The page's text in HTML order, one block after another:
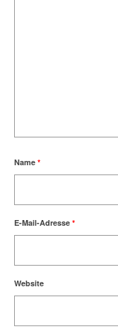
Name *
E-Mail-Adresse *
Website